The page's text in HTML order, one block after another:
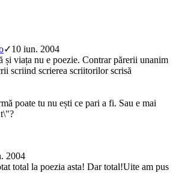
✓10 iun. 2004
și viața nu e poezie. Contrar părerii unanim
scriind scrierea scriitorilor scrisă
poate tu nu ești ce pari a fi. Sau e mai
2004
total la poezia asta! Dar total!Uite am pus